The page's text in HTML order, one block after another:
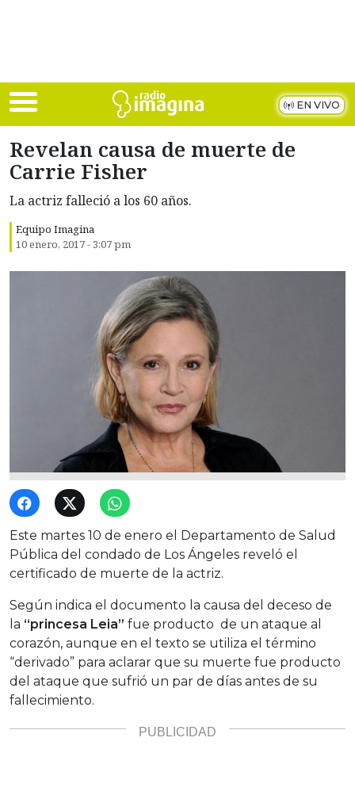
EN VIVO
Revelan causa de muerte de
Carrie Fisher
La actriz falleció a los 60 años.
Equipo Imagina
10 enero, 2017 - 3:07 pm
Este martes 10 de enero el Departamento de Salud
Pública del condado de Los Ángeles reveló el
certificado de muerte de la actriz.
Según indica el documento la causa del deceso de
la “princesa Leia” fue producto de un ataque al
corazón, aunque en el texto se utiliza el término
“derivado” para aclarar que su muerte fue producto
del ataque que sufrió un par de días antes de su
fallecimiento.